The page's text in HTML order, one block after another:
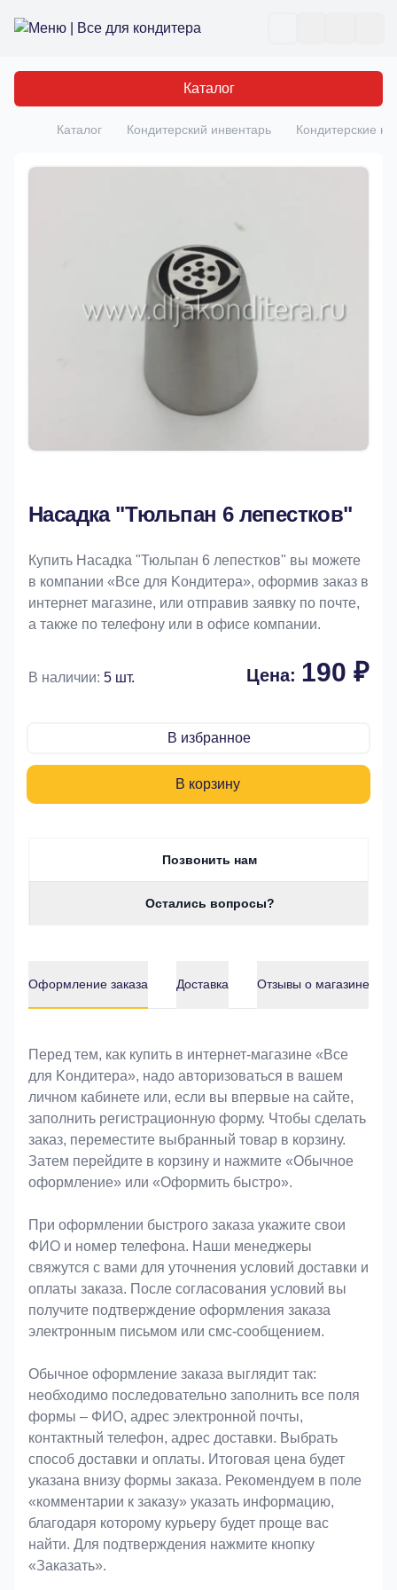
Все для кондитера
Каталог
Главная
Каталог Кондитерский инвентарь Кондитерские
Насадка "Тюльпан 6 лепестков"
Купить Насадка "Тюльпан 6 лепестков" вы можете
в компании «Bce для Koндитeрa», оформив заказ в
интернет магазине, или отправив заявку по почте,
а также по телефону или в офисе компании.
В наличии: 5 шт. Цена: 190 ₽
В избранное
В корзину
Позвонить нам
Остались вопросы?
Оформление заказа Доставка Отзывы о магазине
Оформление заказа
Перед тем, как купить в интернет-магазине «Bce
для Koндитeрa», надо авторизоваться в вашем
личном кабинете или, если вы впервые на сайте,
заполнить регистрационную форму. Чтобы сделать
заказ, переместите выбранный товар в корзину.
Затем перейдите в корзину и нажмите «Обычное
оформление» или «Оформить быстро».
При оформлении быстрого заказа укажите свои
ФИО и номер телефона. Наши менеджеры
свяжутся с вами для уточнения условий доставки и
оплаты заказа. После согласования условий вы
получите подтверждение оформления заказа
электронным письмом или смс-сообщением.
Обычное оформление заказа выглядит так:
необходимо последовательно заполнить все поля
формы – ФИО, адрес электронной почты,
контактный телефон, адрес доставки. Выбрать
способ доставки и оплаты. Итоговая цена будет
указана внизу формы заказа. Рекомендуем в поле
«комментарии к заказу» указать информацию,
благодаря которому курьеру будет проще вас
найти. Для подтверждения нажмите кнопку
«Заказать».